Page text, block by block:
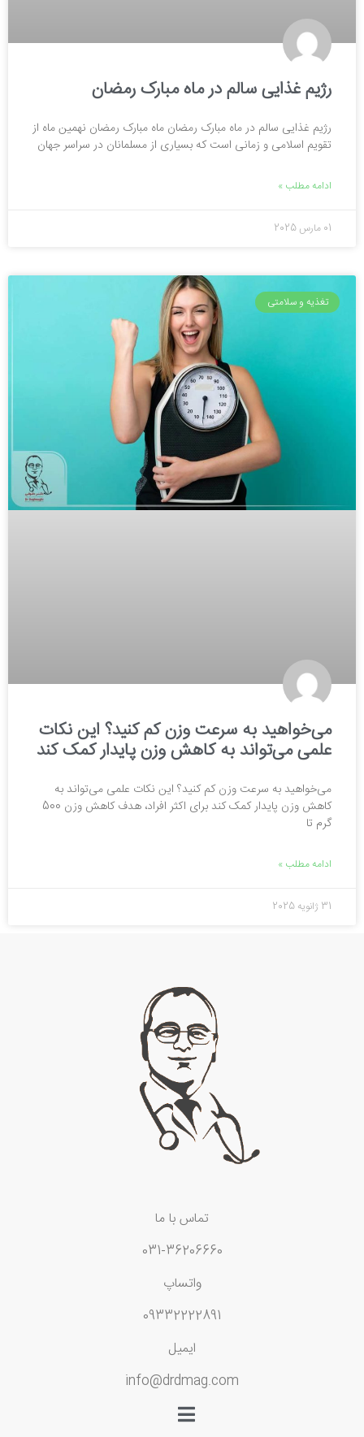
رژیم غذایی سالم در ماه مبارک رمضان
رژیم غذایی سالم در ماه مبارک رمضان ماه مبارک رمضان نهمین ماه از
تقویم اسلامی و زمانی است که بسیاری از مسلمانان در سراسر جهان
ادامه مطلب »
01 مارس 2025
تغذیه و سلامتی
می‌خواهید به سرعت وزن کم کنید؟ این نکات
علمی می‌تواند به کاهش وزن پایدار کمک کند
می‌خواهید به سرعت وزن کم کنید؟ این نکات علمی می‌تواند به
کاهش وزن پایدار کمک کند برای اکثر افراد، هدف کاهش وزن 500
گرم تا
ادامه مطلب »
31 ژانویه 2025
تماس با ما
031-36206660
واتساپ
09332222891
ایمیل
info@drdmag.com